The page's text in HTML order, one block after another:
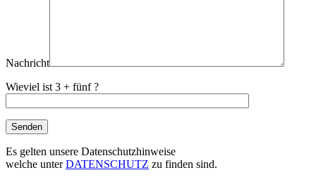
Nachricht
Wieviel ist 3 + fünf ?
Es gelten unsere Datenschutzhinweise
welche unterDATENSCHUTZ zu finden sind.